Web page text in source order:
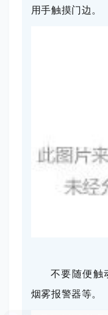
用手触摸门边。
不要随便触
烟雾报警器等。